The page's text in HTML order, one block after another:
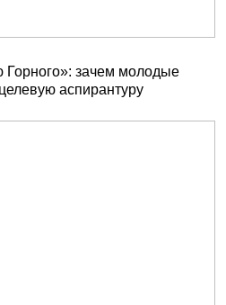
Горного»: зачем молодые
аспирантуру